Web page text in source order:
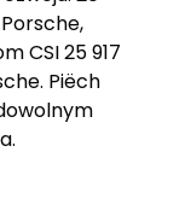
CSI 25 917
Piëch